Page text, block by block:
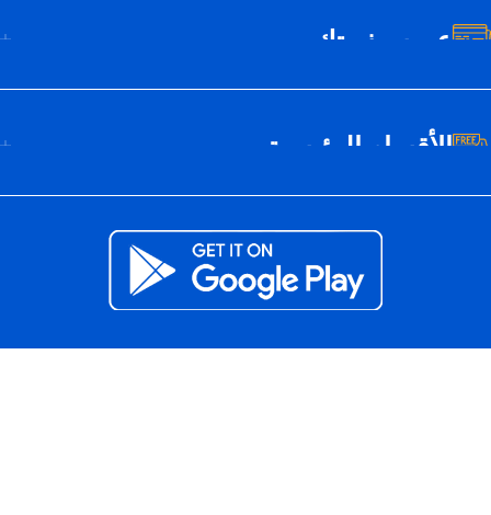
عن سيف تك
الأقسام الرئيسية